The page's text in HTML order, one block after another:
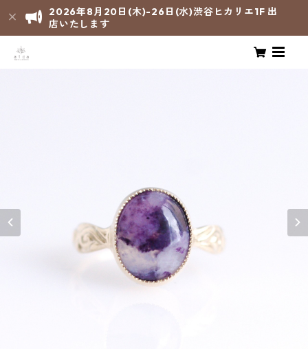
2026年8月20日(木)-26日(水)渋谷ヒカリエ1F 出
店いたします